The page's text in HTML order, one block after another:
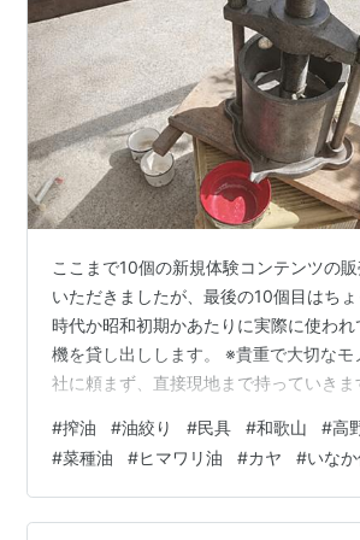
ここまで10個の新規体験コンテンツの
いただきましたが、最後の10個目はち
時代か昭和初期かあたりに実際に使わ
機を貸し出しします。 ※貴重で大切なモ
社に頼まず、直接現地まで持っていきま
モノも多くて大切にすればずっと使い続
機械化や使わなくなって捨てられてしま
ったいない。 一方、古い道具が民俗資
も、奥の方に収蔵されて「全く日の目
#搾油 #油絞り #民具 #和歌山 #高
#菜種油 #ヒマワリ油 #カヤ #いな